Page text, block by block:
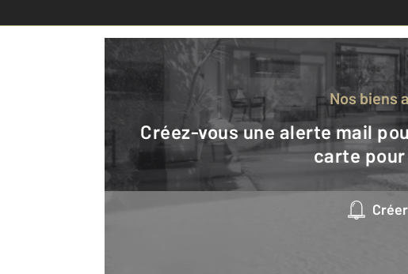
Nos
Créez-vous une alerte mail pour être averti quand une annonce est en ligne et consultez la
carte pour